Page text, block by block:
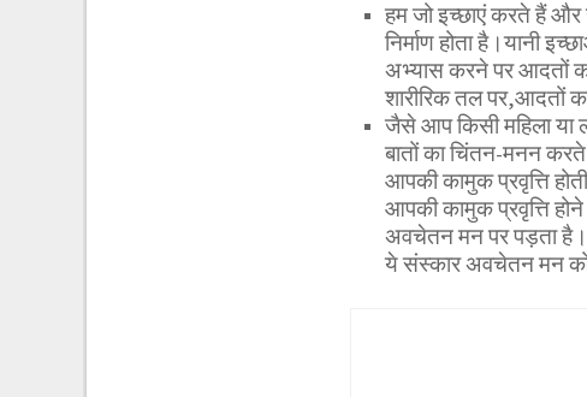
हम जो इच्छाएं करते हैं
निर्माण होता है।यानी
अभ्यास करने पर आदतों
शारीरिक तल पर,आदतों का
जैसे आप किसी महिला या
बातों का चिंतन-मनन
आपकी कामुक प्रवृत्ति
आपकी कामुक प्रवृत्ति
अवचेतन मन पर पड़ता
ये संस्कार अवचेतन मन